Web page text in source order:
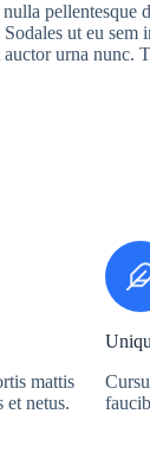
pellentesque
ut eu sem
urna nunc.
mattis
et netus.